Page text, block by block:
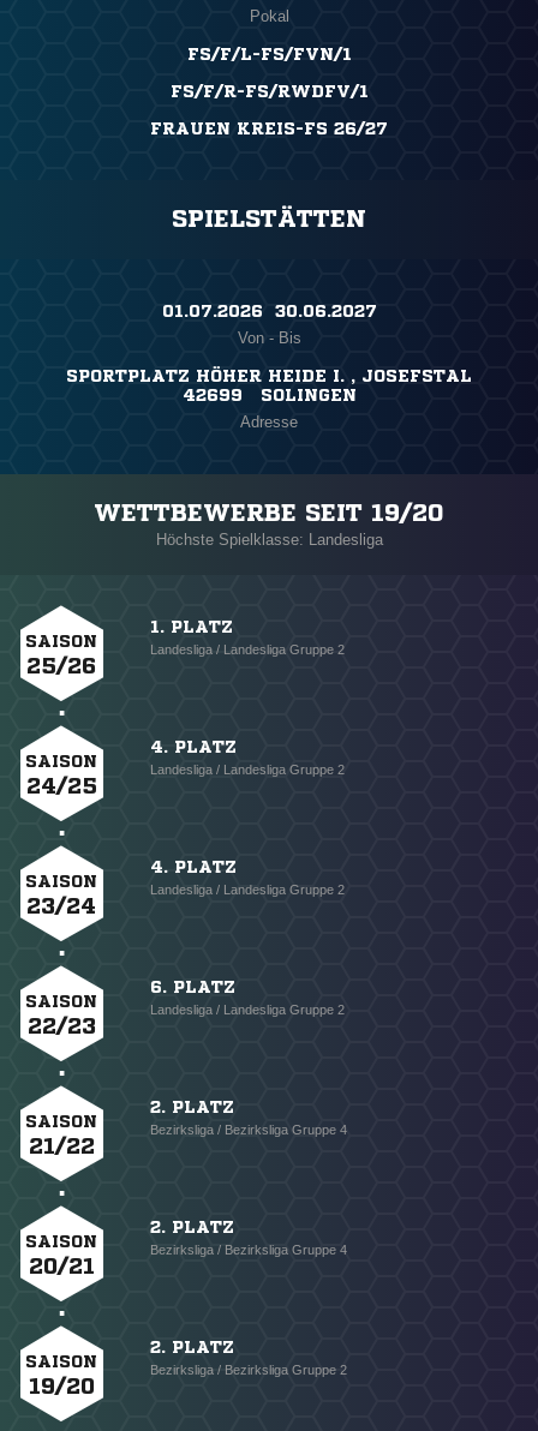
Pokal
FS/F/L-FS/FVN/1
FS/F/R-FS/RWDFV/1
FRAUEN KREIS-FS 26/27
SPIELSTÄTTEN
01.07.2026 ​ 30.06.2027
Von - Bis
SPORTPLATZ HÖHER HEIDE I. , JOSEFSTAL
42699 SOLINGEN
Adresse
WETTBEWERBE SEIT 19/20
Höchste Spielklasse: Landesliga
SAISON
25/26
1. PLATZ
Landesliga / Landesliga Gruppe 2
SAISON
24/25
4. PLATZ
Landesliga / Landesliga Gruppe 2
SAISON
23/24
4. PLATZ
Landesliga / Landesliga Gruppe 2
SAISON
22/23
6. PLATZ
Landesliga / Landesliga Gruppe 2
SAISON
21/22
2. PLATZ
Bezirksliga / Bezirksliga Gruppe 4
SAISON
20/21
2. PLATZ
Bezirksliga / Bezirksliga Gruppe 4
SAISON
19/20
2. PLATZ
Bezirksliga / Bezirksliga Gruppe 2